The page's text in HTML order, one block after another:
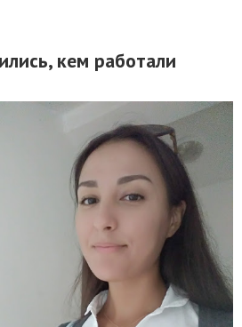
кем работали